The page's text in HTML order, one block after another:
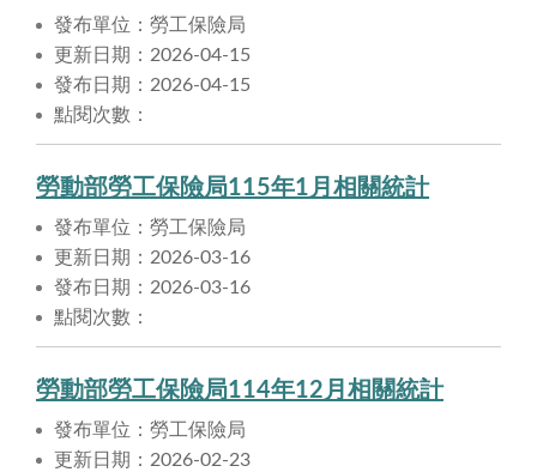
發布單位：勞工保險局
更新日期：2026-04-15
發布日期：2026-04-15
點閱次數：
勞動部勞工保險局115年1月相關統計
發布單位：勞工保險局
更新日期：2026-03-16
發布日期：2026-03-16
點閱次數：
勞動部勞工保險局114年12月相關統計
發布單位：勞工保險局
更新日期：2026-02-23